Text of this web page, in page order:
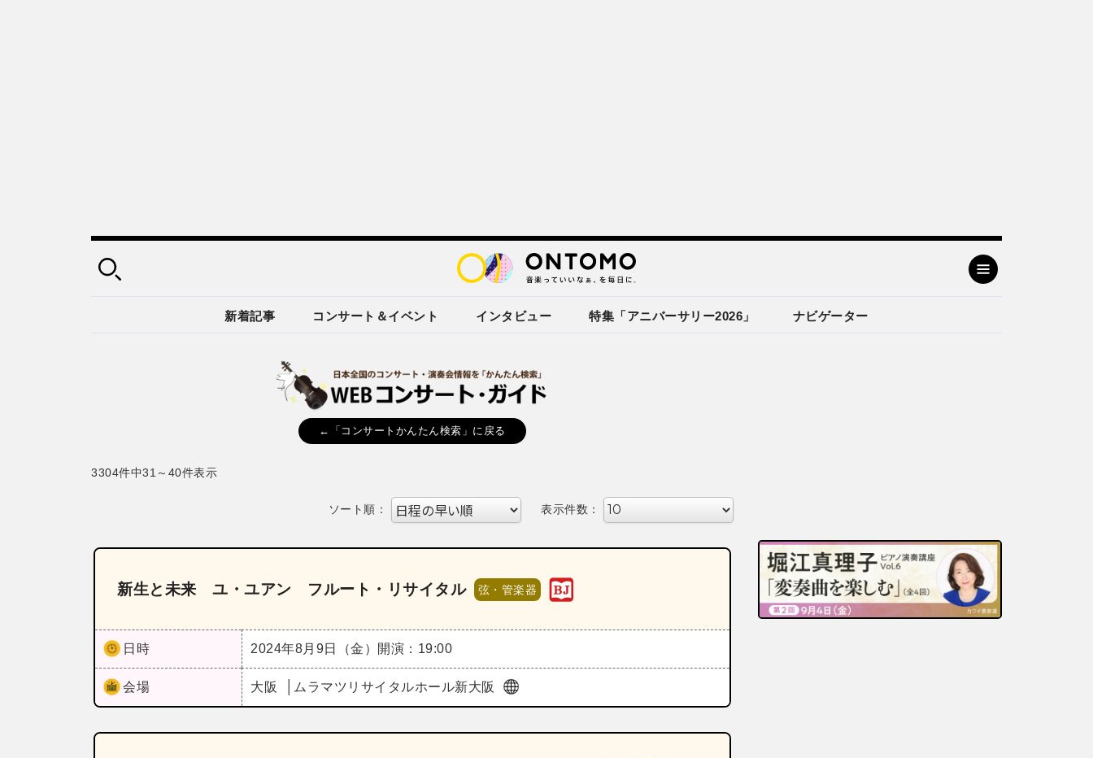
新着記事 コンサート＆イベント インタビュー 特集「アニバーサリー2026」 ナビゲーター
←「コンサートかんたん検索」に戻る
3304件中31～40件表示
ソート順： 表示件数：
新生と未来 ユ・ユアン フルート・リサイタル 弦・管楽器
日時 2024年8月9日（金） 開演：19:00
会場 大阪 ムラマツリサイタルホール新大阪